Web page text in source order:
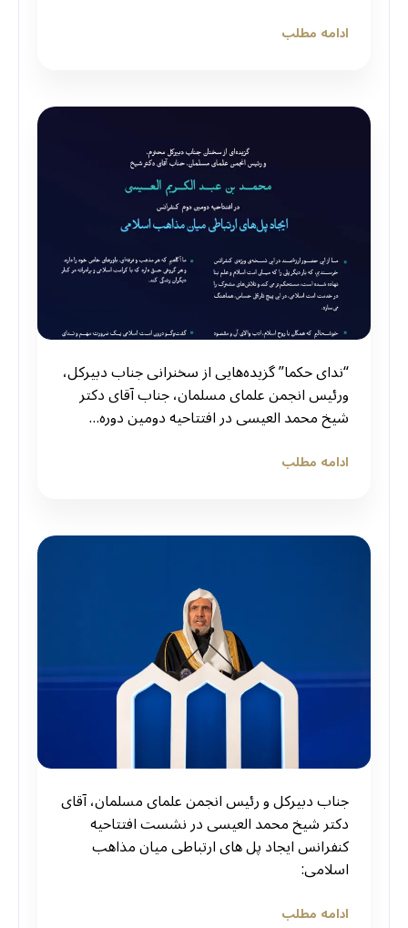
ادامه مطلب
“ندای حکما” گزیده‌هایی از سخنرانی ‌جناب دبیرکل،
و‌رئیس انجمن علمای مسلمان، جناب آقای دکتر
شیخ محمد العیسی در افتتاحیه دومین دوره…
ادامه مطلب
جناب دبیرکل و رئیس انجمن علمای مسلمان، آقای
دکتر شیخ محمد العیسی در نشست افتتاحیه
کنفرانس ایجاد پل های ارتباطی میان مذاهب
اسلامی:
ادامه مطلب